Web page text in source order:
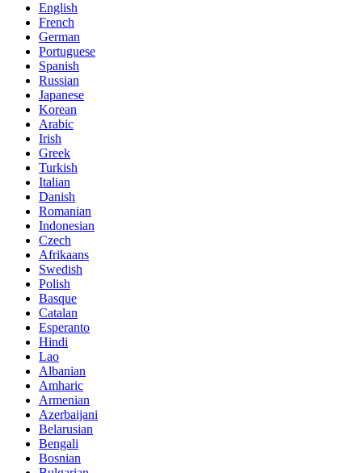
English
French
German
Portuguese
Spanish
Russian
Japanese
Korean
Arabic
Irish
Greek
Turkish
Italian
Danish
Romanian
Indonesian
Czech
Afrikaans
Swedish
Polish
Basque
Catalan
Esperanto
Hindi
Lao
Albanian
Amharic
Armenian
Azerbaijani
Belarusian
Bengali
Bosnian